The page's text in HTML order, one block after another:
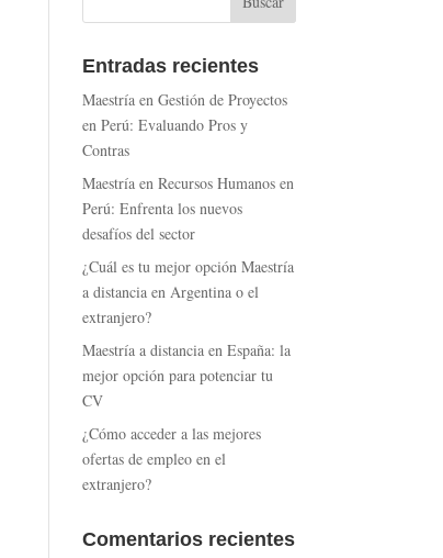
Entradas recientes
Maestría en Gestión de Proyectos
en Perú: Evaluando Pros y
Contras
Maestría en Recursos Humanos en
Perú: Enfrenta los nuevos
desafíos del sector
¿Cuál es tu mejor opción Maestría
a distancia en Argentina o el
extranjero?
Maestría a distancia en España: la
mejor opción para potenciar tu
CV
¿Cómo acceder a las mejores
ofertas de empleo en el
extranjero?
Comentarios recientes